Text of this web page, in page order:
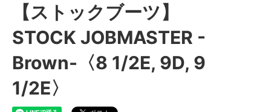
【ストックブーツ】
STOCK JOBMASTER -
Brown-〈8 1/2E, 9D, 9
1/2E〉